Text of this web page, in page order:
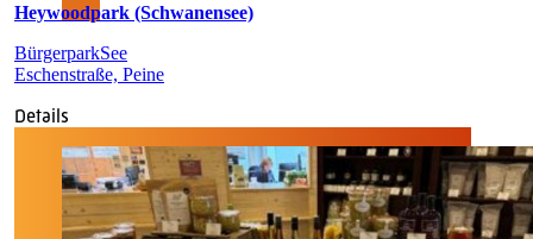
Heywoodpark (Schwanensee)
BürgerparkSee
Eschenstraße, Peine
Details